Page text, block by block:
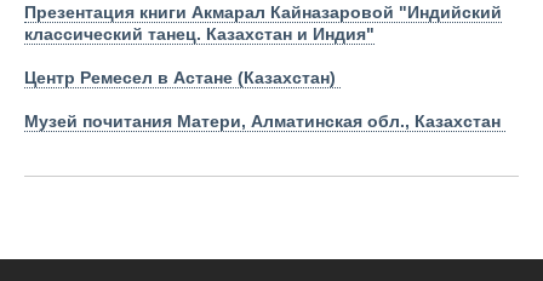
Презентация книги Акмарал Кайназаровой "Индийский
классический танец. Казахстан и Индия"
Центр Ремесел в Астане (Казахстан)
Музей почитания Матери, Алматинская обл., Казахстан